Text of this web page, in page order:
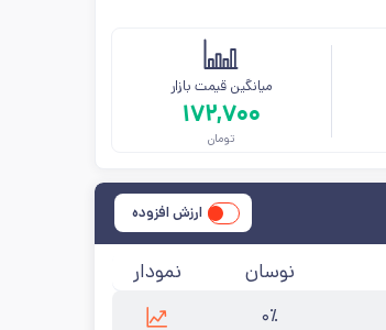
میانگین قیمت بازار
۱۷۲,۷۰۰
تومان
ارزش افزوده
نوسان نمودار
۰٪